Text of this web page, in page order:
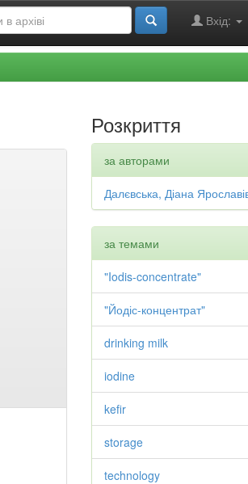
Вхід:
Розкриття
за авторами
Далєвська, Діана
за темами
"Iodis-concentrate"
"Йодіс-концентрат"
drinking milk
iodine
kefir
storage
technology